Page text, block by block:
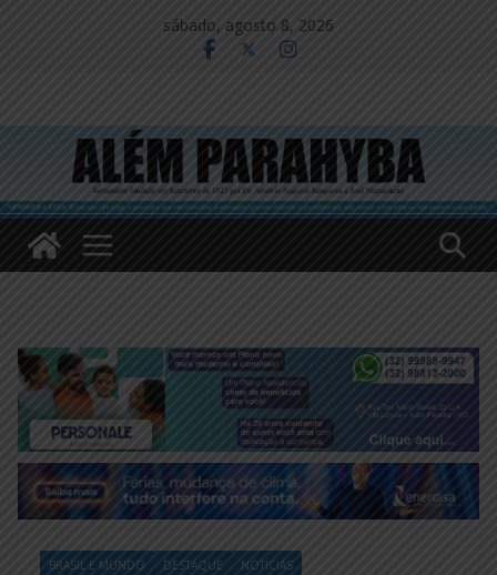
sábado, agosto 8, 2026
BRASIL E MUNDO DESTAQUE NOTÍCIAS